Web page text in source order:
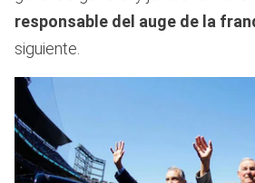
responsable del auge de la
siguiente.